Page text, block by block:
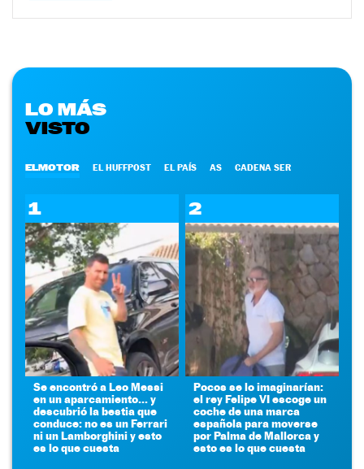
LO MÁS
VISTO
ELMOTOR EL HUFFPOST EL PAÍS AS CADENA SER
1
Se encontró a Leo Messi
en un aparcamiento... y
descubrió la bestia que
conduce: no es un Ferrari
ni un Lamborghini y esto
es lo que cuesta
2
Pocos se lo imaginarían:
el rey Felipe VI escoge un
coche de una marca
española para moverse
por Palma de Mallorca y
esto es lo que cuesta